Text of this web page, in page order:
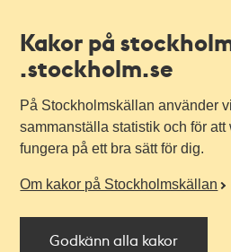
Kakor på
.stockholm.se
På Stockholmskällan använder
sammanställa statistik och för
fungera på ett bra sätt för dig.
Om kakor på Stockholmskällan
Godkänn alla kakor